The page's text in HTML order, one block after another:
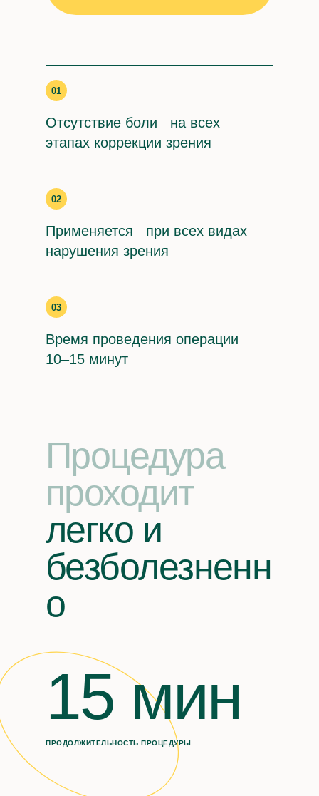
Адрес
01
Отсутствие боли на всех
этапах коррекции зрения
02
Применяется при всех видах
нарушения зрения
03
Время проведения операции
10–15 минут
Процедура
проходит
легко и
безболезненн
о
15 мин
ПРОДОЛЖИТЕЛЬНОСТЬ ПРОЦЕДУРЫ